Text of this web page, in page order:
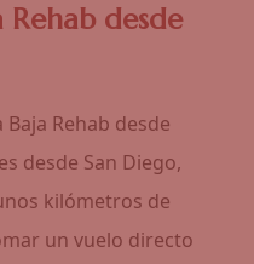
desde
Rehab desde
desde San Diego,
kilómetros de
un vuelo directo